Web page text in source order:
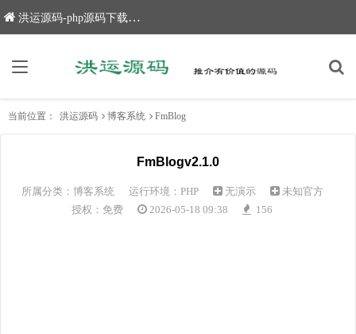
洪运源码-php源码下载,网站源码,网站源码下载
当前位置： 洪运源码 博客系统 FmBlog
FmBlogv2.1.0
所属分类： 博客系统 运行环境：PHP 无演示
未知官方
授权：免费
2026-05-18 09:38 156